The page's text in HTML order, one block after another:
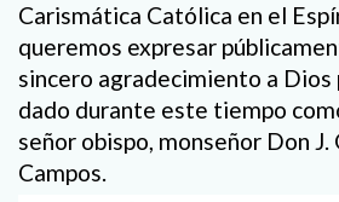
Carismática Católica en el
queremos expresar
sincero agradecimiento a Dios
dado durante este tiempo
señor obispo, monseñor Don J.
Campos.